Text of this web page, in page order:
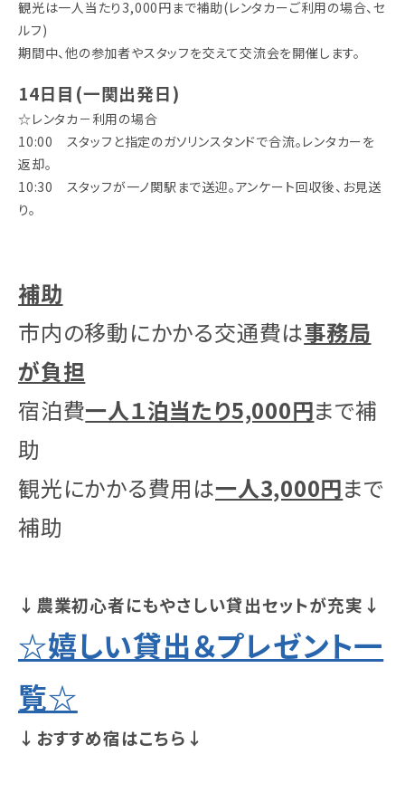
観光は一人当たり3,000円まで補助(レンタカーご利用の場合、セ
ルフ)
期間中、他の参加者やスタッフを交えて交流会を開催します。
14日目(一関出発日)
☆レンタカ－利用の場合
10:00 スタッフと指定のガソリンスタンドで合流。レンタカーを
返却。
10:30 スタッフが一ノ関駅まで送迎。アンケート回収後、お見送
り。
補助
市内の移動にかかる交通費は事務局
が負担
宿泊費一人１泊当たり5,000円まで補
助
観光にかかる費用は一人3,000円まで
補助
↓農業初心者にもやさしい貸出セットが充実↓
☆嬉しい貸出＆プレゼント一
覧☆
↓おすすめ宿はこちら↓